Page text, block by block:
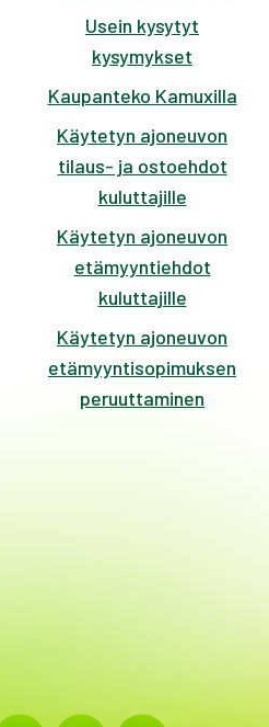
Usein kysytyt
kysymykset
Kaupanteko Kamuxilla
Käytetyn ajoneuvon
tilaus- ja ostoehdot
kuluttajille
Käytetyn ajoneuvon
etämyyntiehdot
kuluttajille
Käytetyn ajoneuvon
etämyyntisopimuksen
peruuttaminen